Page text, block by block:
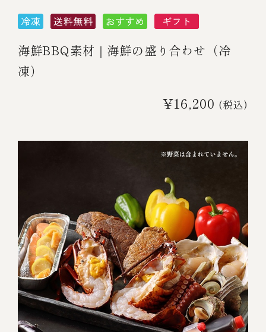
海鮮BBQ素材｜海鮮の盛り合わせ（冷
凍）
¥16,200 (税込)